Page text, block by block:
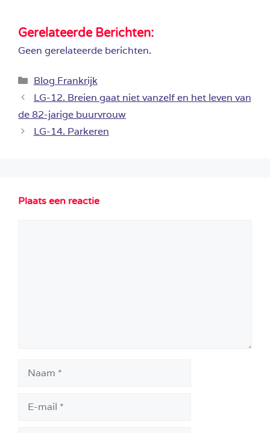
Gerelateerde Berichten:
Geen gerelateerde berichten.
Categorieën
Blog Frankrijk
LG-12. Breien gaat niet vanzelf en het leven van
de 82-jarige buurvrouw
LG-14. Parkeren
Plaats een reactie
mail